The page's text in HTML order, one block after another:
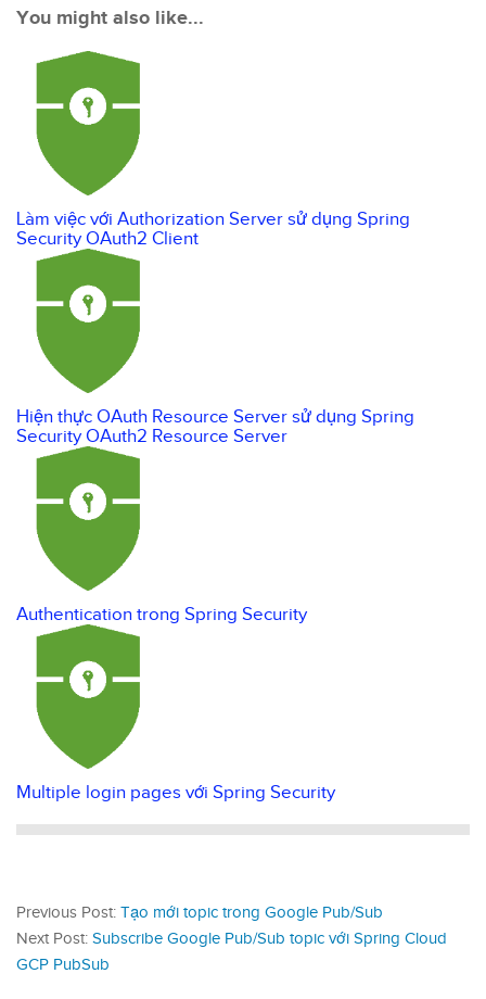
You might also like...
Làm việc với Authorization Server sử dụng Spring
Security OAuth2 Client
Hiện thực OAuth Resource Server sử dụng Spring
Security OAuth2 Resource Server
Authentication trong Spring Security
Multiple login pages với Spring Security
Previous Post: Tạo mới topic trong Google Pub/Sub
Next Post: Subscribe Google Pub/Sub topic với Spring Cloud
GCP PubSub